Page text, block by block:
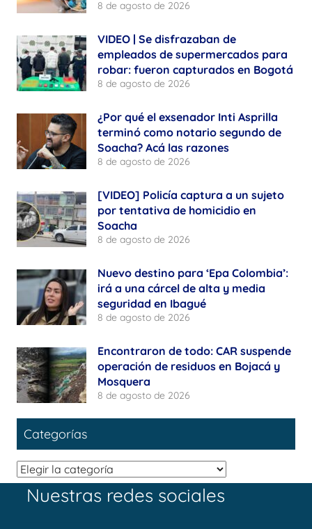
8 de agosto de 2026
VIDEO | Se disfrazaban de
empleados de supermercados para
robar: fueron capturados en Bogotá
8 de agosto de 2026
¿Por qué el exsenador Inti Asprilla
terminó como notario segundo de
Soacha? Acá las razones
8 de agosto de 2026
[VIDEO] Policía captura a un sujeto
por tentativa de homicidio en
Soacha
8 de agosto de 2026
Nuevo destino para ‘Epa Colombia’:
irá a una cárcel de alta y media
seguridad en Ibagué
8 de agosto de 2026
Encontraron de todo: CAR suspende
operación de residuos en Bojacá y
Mosquera
8 de agosto de 2026
Categorías
Categorías
Nuestras redes sociales